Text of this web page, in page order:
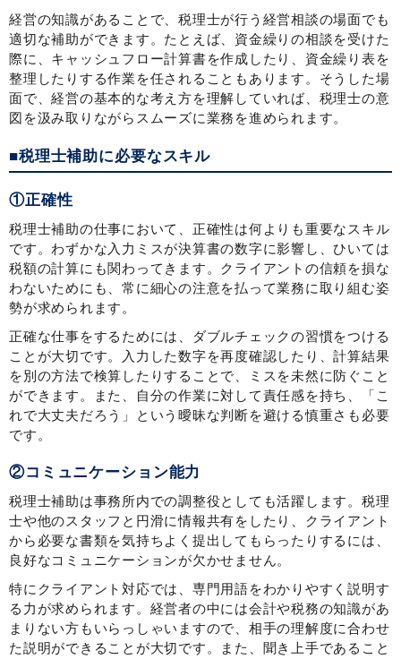
経営の知識があることで、税理士が行う経営相談の場面でも
適切な補助ができます。たとえば、資金繰りの相談を受けた
際に、キャッシュフロー計算書を作成したり、資金繰り表を
整理したりする作業を任されることもあります。そうした場
面で、経営の基本的な考え方を理解していれば、税理士の意
図を汲み取りながらスムーズに業務を進められます。
■税理士補助に必要なスキル
①正確性
税理士補助の仕事において、正確性は何よりも重要なスキル
です。わずかな入力ミスが決算書の数字に影響し、ひいては
税額の計算にも関わってきます。クライアントの信頼を損な
わないためにも、常に細心の注意を払って業務に取り組む姿
勢が求められます。
正確な仕事をするためには、ダブルチェックの習慣をつける
ことが大切です。入力した数字を再度確認したり、計算結果
を別の方法で検算したりすることで、ミスを未然に防ぐこと
ができます。また、自分の作業に対して責任感を持ち、「こ
れで大丈夫だろう」という曖昧な判断を避ける慎重さも必要
です。
②コミュニケーション能力
税理士補助は事務所内での調整役としても活躍します。税理
士や他のスタッフと円滑に情報共有をしたり、クライアント
から必要な書類を気持ちよく提出してもらったりするには、
良好なコミュニケーションが欠かせません。
特にクライアント対応では、専門用語をわかりやすく説明す
る力が求められます。経営者の中には会計や税務の知識があ
まりない方もいらっしゃいますので、相手の理解度に合わせ
た説明ができることが大切です。また、聞き上手であること